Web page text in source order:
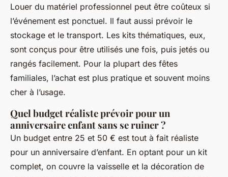
Louer du matériel professionnel peut être coûteux si
l’événement est ponctuel. Il faut aussi prévoir le
stockage et le transport. Les kits thématiques, eux,
sont conçus pour être utilisés une fois, puis jetés ou
rangés facilement. Pour la plupart des fêtes
familiales, l’achat est plus pratique et souvent moins
cher à l’usage.
Quel budget réaliste prévoir pour un
anniversaire enfant sans se ruiner ?
Un budget entre 25 et 50 € est tout à fait réaliste
pour un anniversaire d’enfant. En optant pour un kit
complet, on couvre la vaisselle et la décoration de